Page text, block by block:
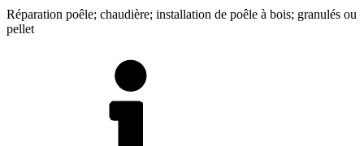
Réparation poêle; chaudière; installation de poêle à bois; granulés ou
pellet